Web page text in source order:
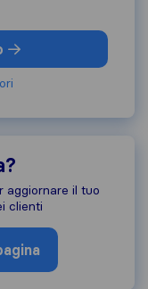
aggiornare il tuo
clienti